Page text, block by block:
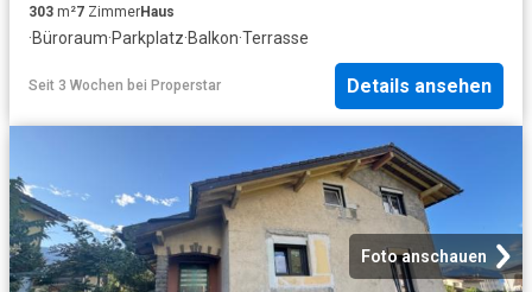
303 m²7 ZimmerHaus
·Büroraum·Parkplatz·Balkon·Terrasse
Seit 3 Wochen bei Properstar Details ansehen
Foto anschauen